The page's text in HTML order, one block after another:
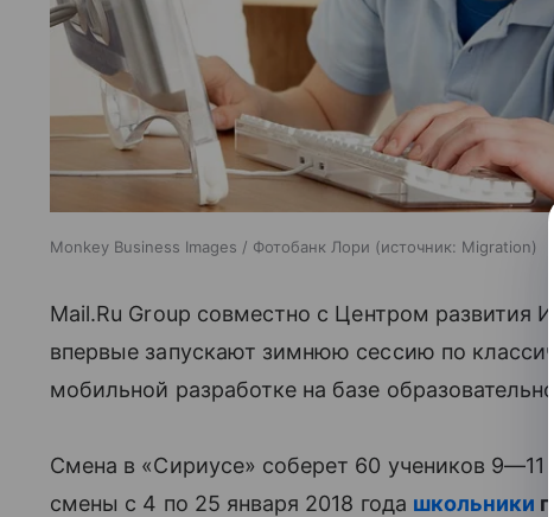
Monkey Business Images / Фотобанк Лори источник: Migration
Mail.Ru Group совместно с Центром
впервые запускают зимнюю сессию по
мобильной разработке на базе
Смена в «Сириусе» соберет 60 учеников
смены с 4 по 25 января 2018 года школьники